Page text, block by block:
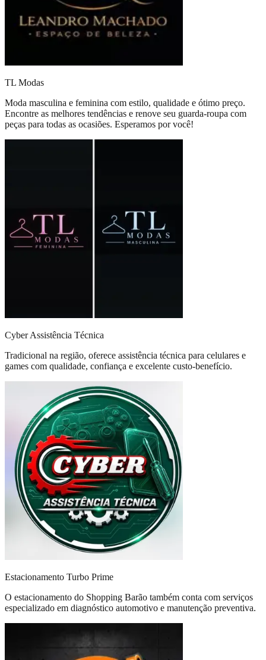
TL Modas
Moda masculina e feminina com estilo, qualidade e ótimo preço.
Encontre as melhores tendências e renove seu guarda-roupa com
peças para todas as ocasiões. Esperamos por você!
Cyber Assistência Técnica
Tradicional na região, oferece assistência técnica para celulares e
games com qualidade, confiança e excelente custo-benefício.
Estacionamento Turbo Prime
O estacionamento do Shopping Barão também conta com serviços
especializado em diagnóstico automotivo e manutenção preventiva.